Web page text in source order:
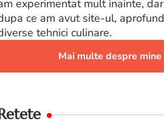
experimentat mult inainte,
ce am avut site-ul,
tehnici culinare.
Mai multe despre mine